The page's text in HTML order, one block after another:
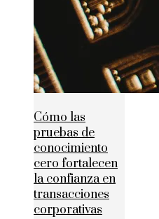
Cómo las
pruebas de
conocimiento
cero fortalecen
la confianza en
transacciones
corporativas